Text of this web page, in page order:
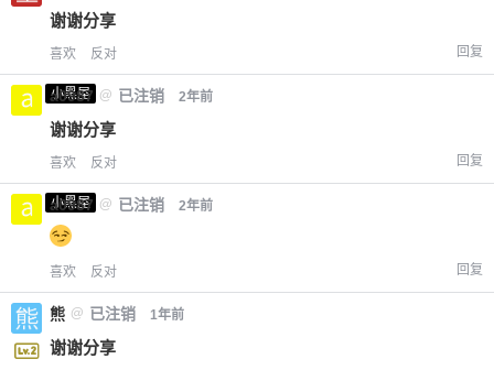
谢谢分享
喜欢 反对 回复
小黑屋
a0987 @ 已注销 2年前
谢谢分享
喜欢 反对 回复
小黑屋
a0987 @ 已注销 2年前
喜欢 反对 回复
熊 @ 已注销 1年前
谢谢分享